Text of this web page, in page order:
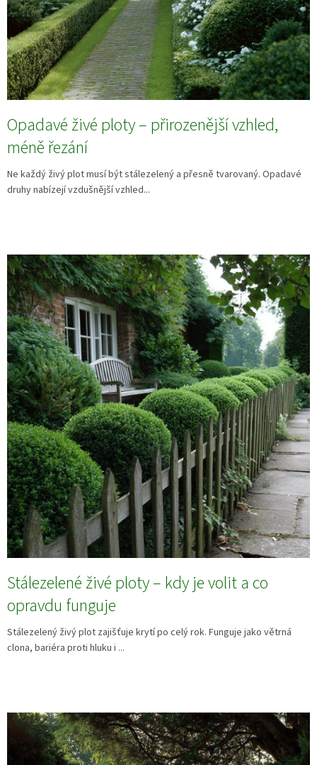
Opadavé živé ploty – přirozenější vzhled,
méně řezání
Ne každý živý plot musí být stálezelený a přesně tvarovaný. Opadavé
druhy nabízejí vzdušnější vzhled...
Stálezelené živé ploty – kdy je volit a co
opravdu funguje
Stálezelený živý plot zajišťuje krytí po celý rok. Funguje jako větrná
clona, bariéra proti hluku i ...